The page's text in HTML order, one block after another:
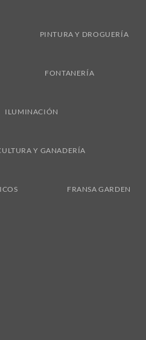
PINTURA Y DROGUERÍA
FONTANERÍA
ILUMINACIÓN
Y GANADERÍA
FRANSA GARDEN